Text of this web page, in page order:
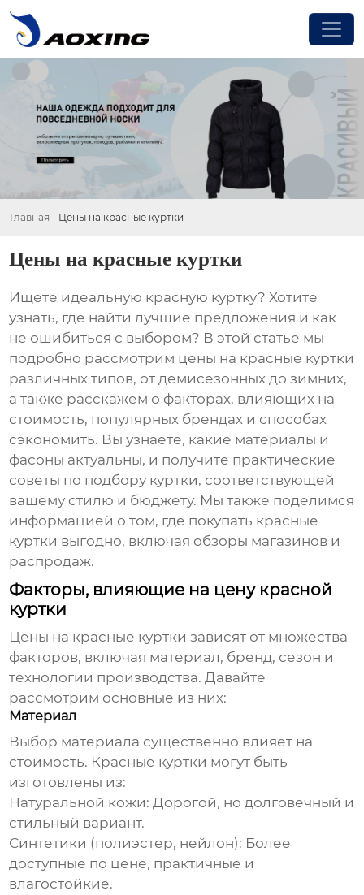
Главная - Цены на красные куртки
Цены на красные куртки
Ищете идеальную красную куртку? Хотите
узнать, где найти лучшие предложения и как
не ошибиться с выбором? В этой статье мы
подробно рассмотрим цены на красные куртки
различных типов, от демисезонных до зимних,
а также расскажем о факторах, влияющих на
стоимость, популярных брендах и способах
сэкономить. Вы узнаете, какие материалы и
фасоны актуальны, и получите практические
советы по подбору куртки, соответствующей
вашему стилю и бюджету. Мы также поделимся
информацией о том, где покупать красные
куртки выгодно, включая обзоры магазинов и
распродаж.
Факторы, влияющие на цену красной
куртки
Цены на красные куртки зависят от множества
факторов, включая материал, бренд, сезон и
технологии производства. Давайте
рассмотрим основные из них:
Материал
Выбор материала существенно влияет на
стоимость. Красные куртки могут быть
изготовлены из:
Натуральной кожи: Дорогой, но долговечный и
стильный вариант.
Синтетики (полиэстер, нейлон): Более
доступные по цене, практичные и
влагостойкие.